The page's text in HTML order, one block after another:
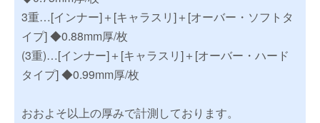
3重…[インナー]＋[キャラスリ]＋[オーバー・ソフトタ
イプ] ◆0.88mm厚/枚
(3重)…[インナー]＋[キャラスリ]＋[オーバー・ハード
タイプ] ◆0.99mm厚/枚
おおよそ以上の厚みで計測しております。